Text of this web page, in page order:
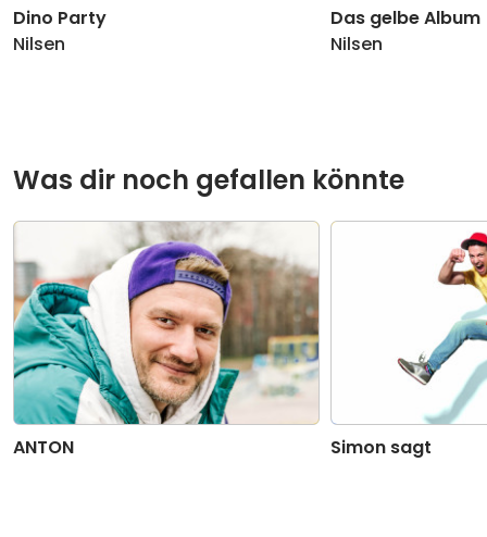
Dino Party
Nilsen
Das gelbe Album
Nilsen
Was dir noch gefallen könnte
ANTON Simon sagt